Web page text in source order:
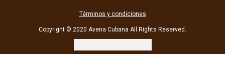
Términos y condiciones
Copyright © 2020 Avena Cubana All Rights Reserved.